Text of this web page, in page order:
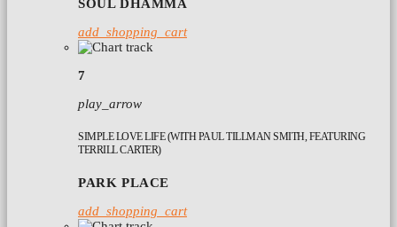
SOUL DHAMMA
add_shopping_cart
7
play_arrow
SIMPLE LOVE LIFE (WITH PAUL TILLMAN SMITH, FEATURING
TERRILL CARTER)
PARK PLACE
add_shopping_cart